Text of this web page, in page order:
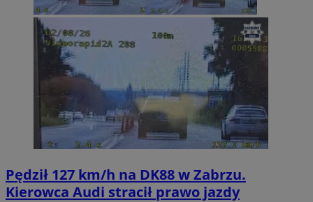
Pędził 127 km/h na DK88 w Zabrzu.
Kierowca Audi stracił prawo jazdy